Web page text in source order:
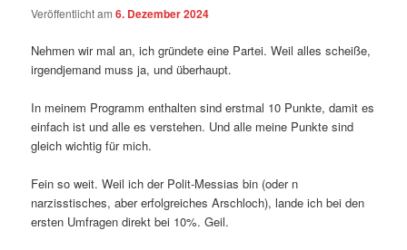
Veröffentlicht am6. Dezember 2024
Nehmen wir mal an, ich gründete eine Partei. Weil alles scheiße,
irgendjemand muss ja, und überhaupt.
In meinem Programm enthalten sind erstmal 10 Punkte, damit es
einfach ist und alle es verstehen. Und alle meine Punkte sind
gleich wichtig für mich.
Fein so weit. Weil ich der Polit-Messias bin (oder n
narzisstisches, aber erfolgreiches Arschloch), lande ich bei den
ersten Umfragen direkt bei 10%. Geil.